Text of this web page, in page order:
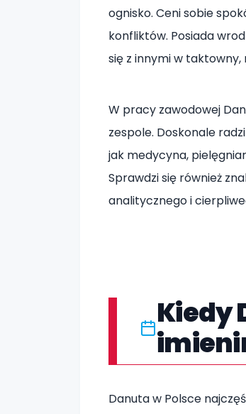
ognisko. Ceni sobie
konfliktów. Posiada
się z innymi w
W pracy zawodowej
zespole. Doskonale
jak medycyna,
Sprawdzi się również
analitycznego i
Kiedy
Danuta w Polsce